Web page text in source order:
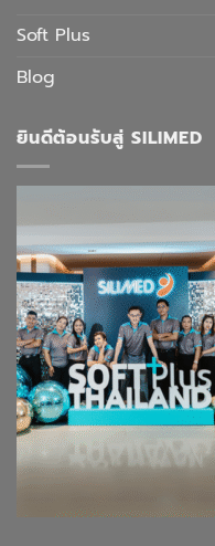
Soft Plus
Blog
ยินดีต้อนรับสู่ SILIMED